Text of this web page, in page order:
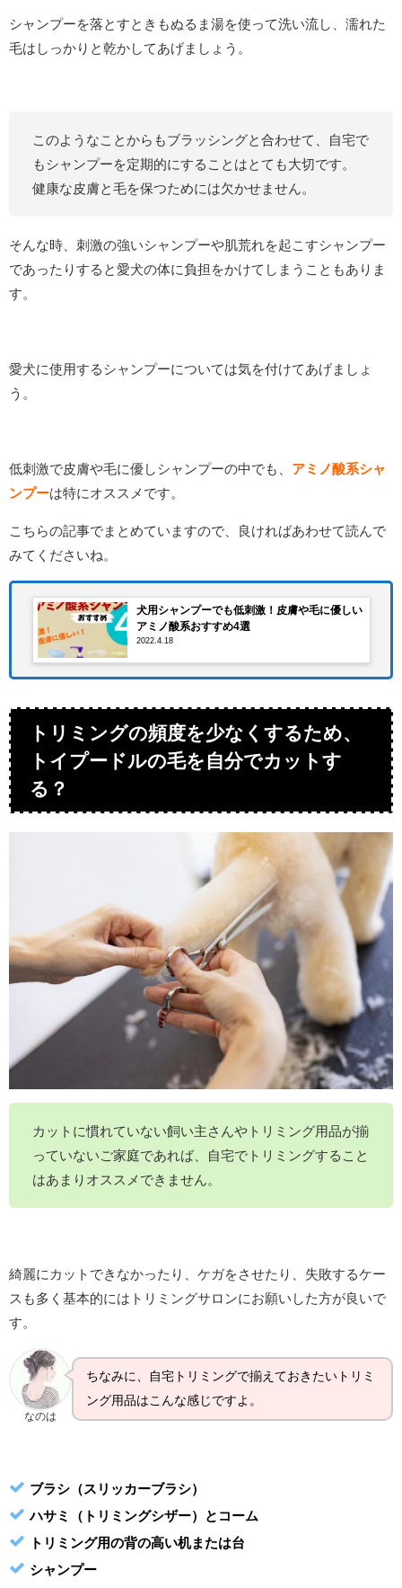
シャンプーを落とすときもぬるま湯を使って洗い流し、濡れた
毛はしっかりと乾かしてあげましょう。
このようなことからもブラッシングと合わせて、自宅で
もシャンプーを定期的にすることはとても大切です。
健康な皮膚と毛を保つためには欠かせません。
そんな時、刺激の強いシャンプーや肌荒れを起こすシャンプー
であったりすると愛犬の体に負担をかけてしまうこともありま
す。
愛犬に使用するシャンプーについては気を付けてあげましょ
う。
低刺激で皮膚や毛に優しシャンプーの中でも、 アミノ酸系シャ
ンプーは特にオススメです。
こちらの記事でまとめていますので、良ければあわせて読んで
みてくださいね。
犬用シャンプーでも低刺激！皮膚や毛に優しい
アミノ酸系おすすめ4選
2022.4.18
トリミングの頻度を少なくするため、
トイプードルの毛を自分でカットす
る？
カットに慣れていない飼い主さんやトリミング用品が揃
っていないご家庭であれば、自宅でトリミングすること
はあまりオススメできません。
綺麗にカットできなかったり、ケガをさせたり、 失敗するケー
スも多く基本的にはトリミングサロンにお願いした方が良いで
す。
なのは
ちなみに、自宅トリミングで揃えておきたいトリミ
ング用品はこんな感じですよ。
ブラシ（スリッカーブラシ）
ハサミ（トリミングシザー）とコーム
トリミング用の背の高い机または台
シャンプー